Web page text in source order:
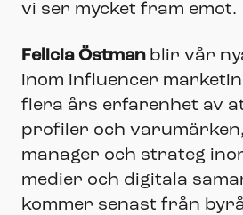
vi ser mycket fram emot.
Felicia Östmanblir vår
inom influencer
flera års erfarenhet av
profiler och
manager och strateg
medier och digitala
kommer senast från